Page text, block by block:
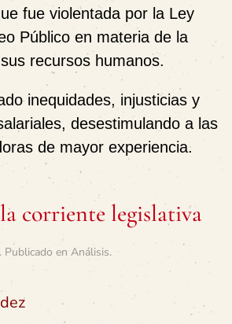
fue violentada por la Ley
Público en materia de la
recursos humanos.
inequidades, injusticias y
desestimulando a las
de mayor experiencia.
corriente legislativa
. Publicado en Análisis.